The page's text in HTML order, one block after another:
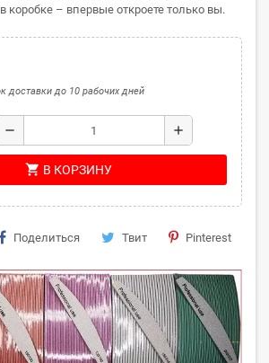
коробке – впервые откроете только вы.
доставки до 10 рабочих дней
remove add
shopping_cart В КОРЗИНУ
Поделиться Твит Pinterest